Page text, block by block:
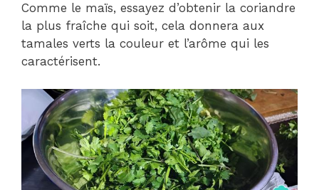
Comme le maïs, essayez d’obtenir la coriandre
la plus fraîche qui soit, cela donnera aux
tamales verts la couleur et l’arôme qui les
caractérisent.